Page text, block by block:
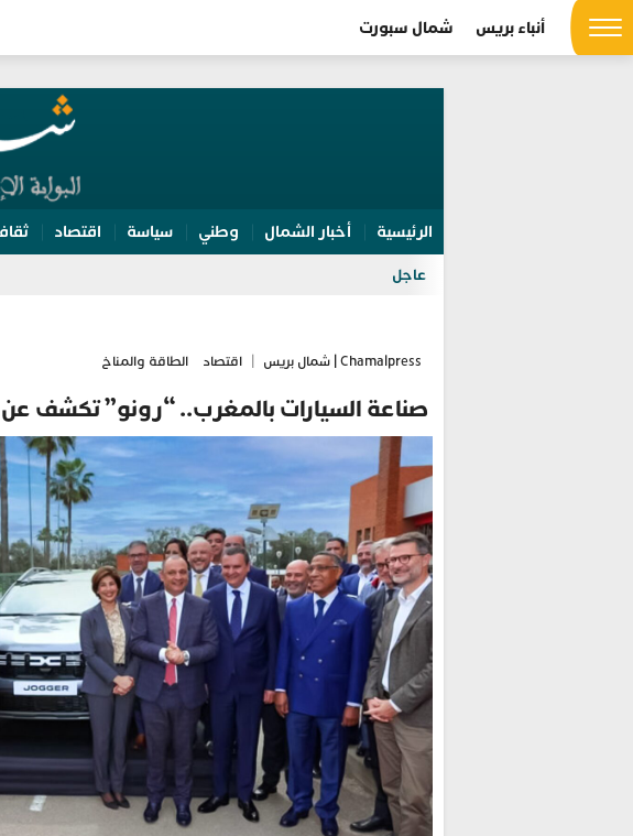
أنباء بريس شمال سبورت
الرئيسية أخبار الشمال وطني سياسة اقتصاد
عاجل
Chamalpress | شمال بريس اقتصاد الطاقة والمناخ
صناعة السيارات بالمغرب.. “رونو” تكشف